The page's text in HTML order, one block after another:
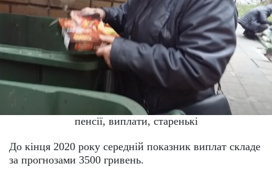
пенсії, виплати, старенькі
До кінця 2020 року середній показник виплат складе
за прогнозами 3500 гривень.